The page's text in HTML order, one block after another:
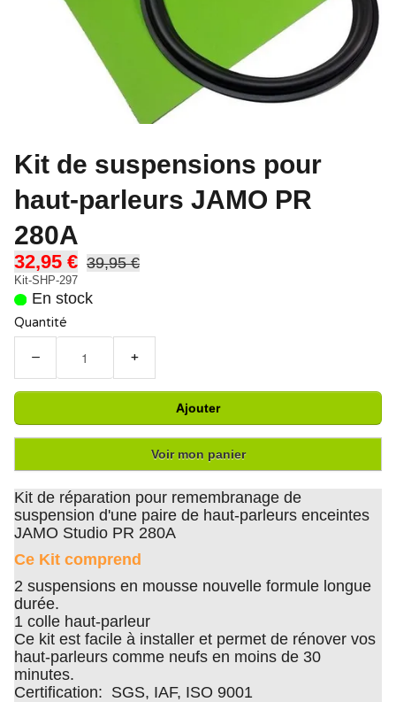
Kit de suspensions pour
haut-parleurs JAMO PR
280A
32,95 € 39,95 €
Kit-SHP-297
En stock
Quantité
− +
Ajouter
Voir mon panier
Kit de réparation pour remembranage de
suspension d'une paire de haut-parleurs enceintes
JAMO Studio PR 280A
Ce Kit comprend
2 suspensions en mousse nouvelle formule longue
durée.
1 colle haut-parleur
Ce kit est facile à installer et permet de rénover vos
haut-parleurs comme neufs en moins de 30
minutes.
Certification: SGS, IAF, ISO 9001